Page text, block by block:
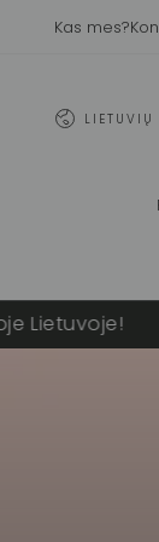
PRALEISTI
Kas mes?
KalbaLIETUVIŲ